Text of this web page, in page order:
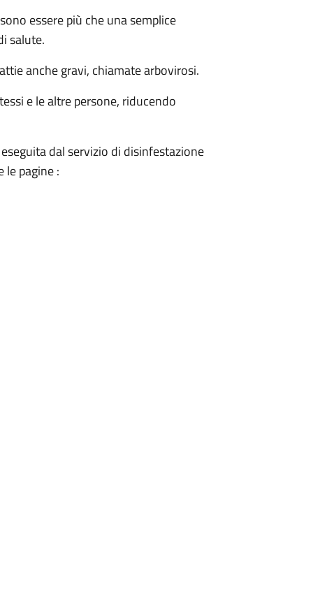
essere più che una semplice
salute.
anche gravi, chiamate arbovirosi.
e le altre persone, riducendo
dal servizio di disinfestazione
pagine :